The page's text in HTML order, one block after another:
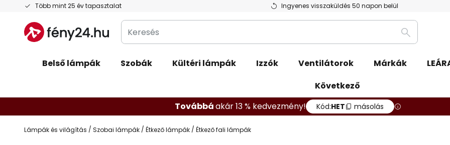
Több mint 25 év tapasztalat Ingyenes visszaküldés 50 napon belül
Ugrás
tartalomhoz
Keresés
Keresés
Belső lámpák Szobák Kültéri lámpák Izzók Ventilátorok Márkák
Következő
Továbbáakár 13 % kedvezmény! Kód:HET másolás
Lámpák és világítás Szobai lámpák Étkező lámpák Étkező fali lámpák